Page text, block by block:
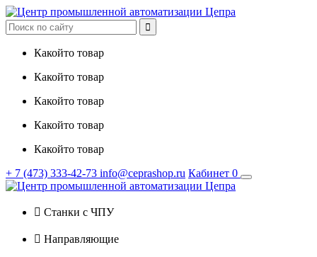

Какойто товар
Какойто товар
Какойто товар
Какойто товар
Какойто товар
+ 7 (473) 333-42-73 info@ceprashop.ru Кабинет 0
 Станки с ЧПУ
 Направляющие